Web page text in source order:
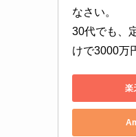
なさい。
30代でも、
けで3000万
楽